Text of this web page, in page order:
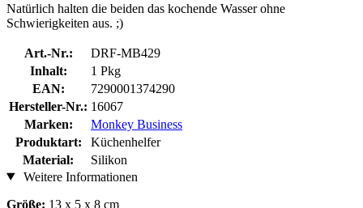
Natürlich halten die beiden das kochende Wasser ohne
Schwierigkeiten aus. ;)
Art.-Nr.:
DRF-MB429
Inhalt:
1 Pkg
EAN:
7290001374290
Hersteller-Nr.: 16067
Marken:
Monkey Business
Produktart:
Küchenhelfer
Material:
Silikon
Weitere Informationen
Größe: 13 x 5 x 8 cm